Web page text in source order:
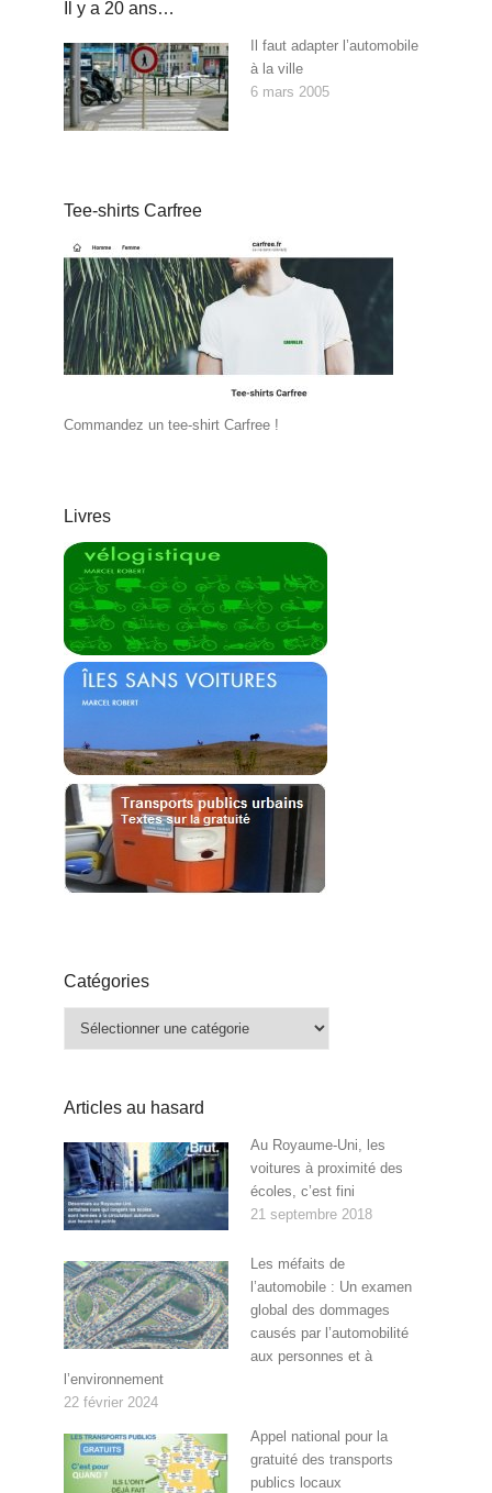
Il y a 20 ans…
Il faut adapter l’automobile
à la ville
6 mars 2005
Tee-shirts Carfree
Commandez un tee-shirt Carfree !
Livres
Catégories
Catégories
Articles au hasard
Au Royaume-Uni, les
voitures à proximité des
écoles, c’est fini
21 septembre 2018
Les méfaits de
l’automobile : Un examen
global des dommages
causés par l’automobilité
aux personnes et à
l’environnement
22 février 2024
Appel national pour la
gratuité des transports
publics locaux